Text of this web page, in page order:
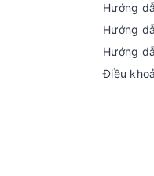
Hướng
Hướng
Hướng
Điều